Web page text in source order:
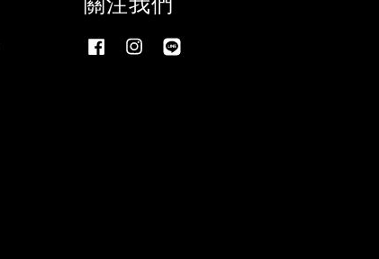
Facebook Instagram